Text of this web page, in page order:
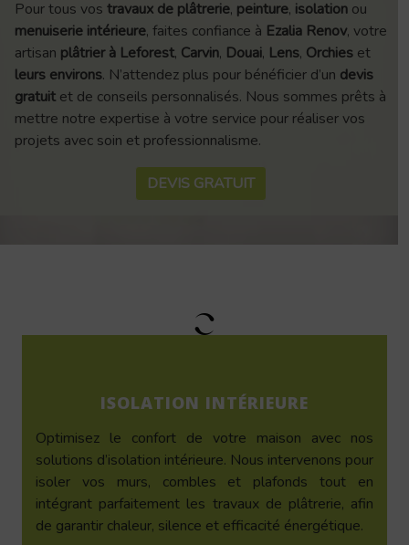
Pour tous vos travaux de plâtrerie, peinture, isolation ou
menuiserie intérieure, faites confiance à Ezalia Renov, votre
artisan plâtrier à Leforest, Carvin, Douai, Lens, Orchies et
leurs environs. N’attendez plus pour bénéficier d’un devis
gratuit et de conseils personnalisés. Nous sommes prêts à
mettre notre expertise à votre service pour réaliser vos
projets avec soin et professionnalisme.
DEVIS GRATUIT
ISOLATION INTÉRIEURE
Optimisez le confort de votre maison avec nos
solutions d’isolation intérieure. Nous intervenons pour
isoler vos murs, combles et plafonds tout en
intégrant parfaitement les travaux de plâtrerie, afin
de garantir chaleur, silence et efficacité énergétique.